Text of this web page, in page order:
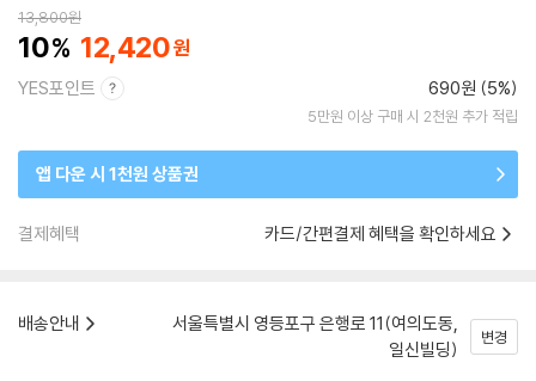
13,800원
10 12,420
YES포인트 690원 (5%)
5만원 이상 구매 시 2천원 추가 적립
앱 다운 시 1천원 상품권
결제혜택 카드/간편결제 혜택을 확인하세요
배송안내
서울특별시 영등포구 은행로 11(여의도동,
일신빌딩)
변경